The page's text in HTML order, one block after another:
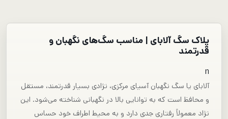
پلاک سگ آلابای | مناسب سگ‌های نگهبان و
قدرتمند
n
آلابای یا سگ نگهبان آسیای مرکزی، نژادی بسیار قدرتمند، مستقل
و محافظ است که به توانایی بالا در نگهبانی شناخته می‌شود. این
نژاد معمولاً رفتاری جدی دارد و به محیط اطراف خود حساس